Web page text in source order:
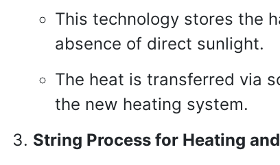
This technology stores the
absence of direct sunlight.
The heat is transferred via
the new heating system.
String Process for Heating